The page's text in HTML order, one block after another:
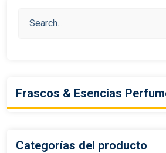
Frascos & Esencias
Categorías del producto